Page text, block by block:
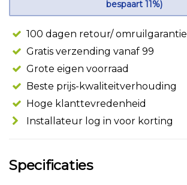
bespaart 11%)
100 dagen retour/ omruilgarantie
Gratis verzending vanaf 99
Grote eigen voorraad
Beste prijs-kwaliteitverhouding
Hoge klanttevredenheid
Installateur log in voor korting
Specificaties